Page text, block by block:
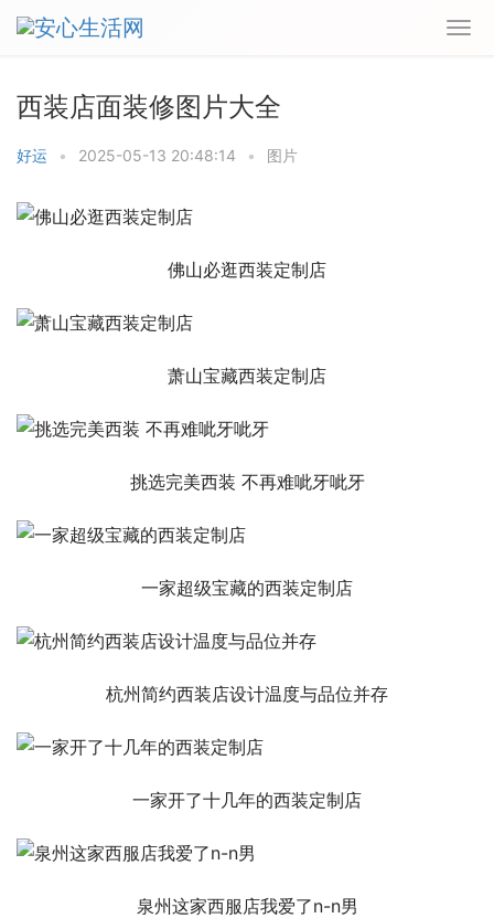
西装店面装修图片大全
好运 • 2025-05-13 20:48:14 • 图片
佛山必逛西装定制店
萧山宝藏西装定制店
挑选完美西装 不再难呲牙呲牙
一家超级宝藏的西装定制店
杭州简约西装店设计温度与品位并存
一家开了十几年的西装定制店
泉州这家西服店我爱了n-n男